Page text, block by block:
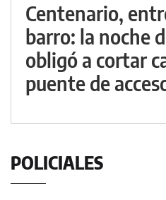
Centenario,
barro: la noche
obligó a cortar
puente de
POLICIALES